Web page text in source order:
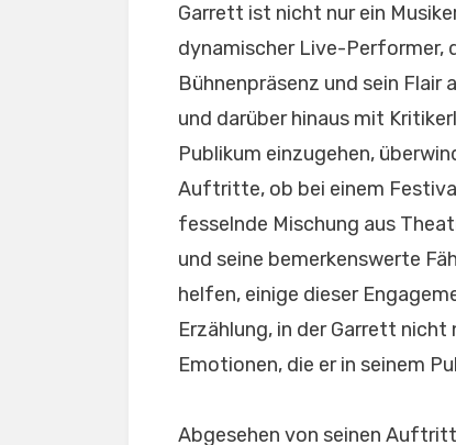
Garrett ist nicht nur ein
dynamischer Live-Performer,
Bühnenpräsenz und sein Flair
und darüber hinaus mit
Publikum einzugehen,
Auftritte, ob bei einem
fesselnde Mischung aus
und seine bemerkenswerte
helfen, einige dieser
Erzählung, in der Garrett
Emotionen, die er in seinem
Abgesehen von seinen